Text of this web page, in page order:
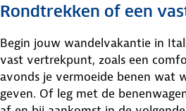
Rondtrekken of een
Begin jouw wandelvakantie in
vast vertrekpunt, zoals een
avonds je vermoeide benen wat
geven. Of leg met de